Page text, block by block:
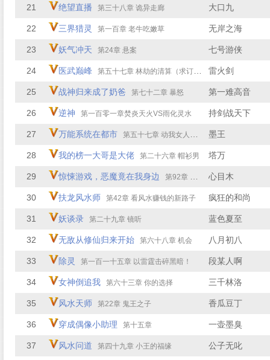
21 绝望直播 第三十八章 诡异走廊 大口九
22 三界猎灵 第一百章 老牛吃嫩草 无岸之海
23 妖气冲天 第24章 悬案 七号游侠
24 医武巅峰 第五十七章 林劫的清算（求订阅） 雷火剑
25 战神归来成了奶爸 第七十二章 暴怒 第一难高音
26 逆神 第一百零一章焚炎天火VS雨化灵水 持剑战天下
27 万能系统在都市 第五十七章 动我女人的惩罚 墨王
28 我的榜一大哥是大佬 第二十六章 帽衫男 塔万
29 惊悚游戏，恶魔竟在我身边 第92章 回来了？ 心目木
30 扶龙风水师 第42章 看风水赚钱的新路子 疯狂的和尚
31 妖谈录 第二十九章 镜听 蓝色夏至
32 无敌从修仙归来开始 第六十八章 机会 八月初八
33 除灵 第一百一十五章 以雷霆击碎黑暗！ 段某人啊
34 女神倒追我 第六十三章 你的选择 三千林洛
35 风水天师 第22章 鬼王之子 香瓜豆丁
36 穿成偶像小助理 第十五章 一壶墨臭
37 风水问道 第四十九章 小王的福缘 公子无叱